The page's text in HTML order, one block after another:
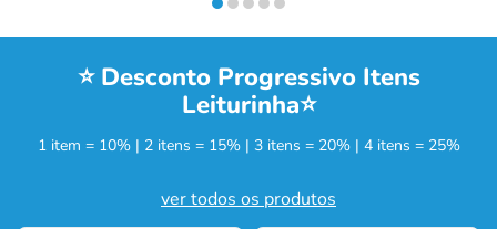
⭐ Desconto Progressivo Itens
Leiturinha⭐
1 item = 10% | 2 itens = 15% | 3 itens = 20% | 4 itens = 25%
ver todos os produtos